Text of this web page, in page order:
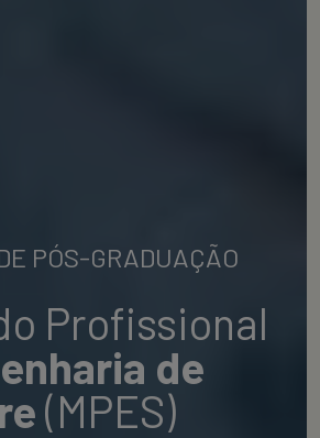
PÓS-GRADUAÇÃO
Profissional
de
(MPES)